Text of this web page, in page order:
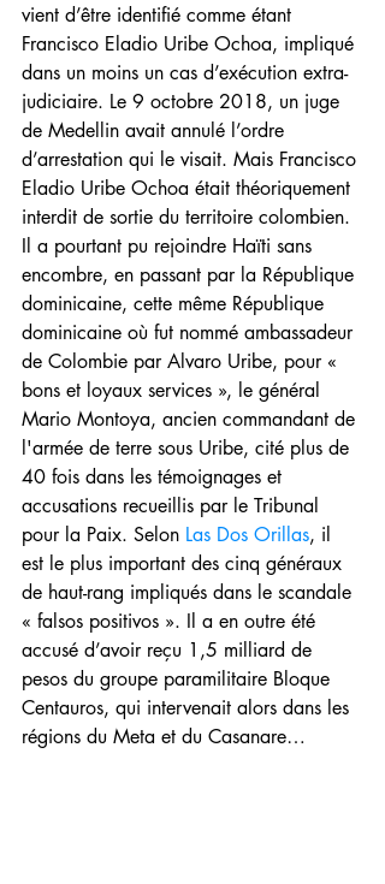
vient d’être identifié comme étant
Francisco Eladio Uribe Ochoa, impliqué
dans un moins un cas d’exécution extra-
judiciaire. Le 9 octobre 2018, un juge
de Medellin avait annulé l’ordre
d’arrestation qui le visait. Mais Francisco
Eladio Uribe Ochoa était théoriquement
interdit de sortie du territoire colombien.
Il a pourtant pu rejoindre Haïti sans
encombre, en passant par la République
dominicaine, cette même République
dominicaine où fut nommé ambassadeur
de Colombie par Alvaro Uribe, pour «
bons et loyaux services », le général
Mario Montoya, ancien commandant de
l'armée de terre sous Uribe, cité plus de
40 fois dans les témoignages et
accusations recueillis par le Tribunal
pour la Paix. Selon Las Dos Orillas, il
est le plus important des cinq généraux
de haut-rang impliqués dans le scandale
« falsos positivos ». Il a en outre été
accusé d’avoir reçu 1,5 milliard de
pesos du groupe paramilitaire Bloque
Centauros, qui intervenait alors dans les
régions du Meta et du Casanare…